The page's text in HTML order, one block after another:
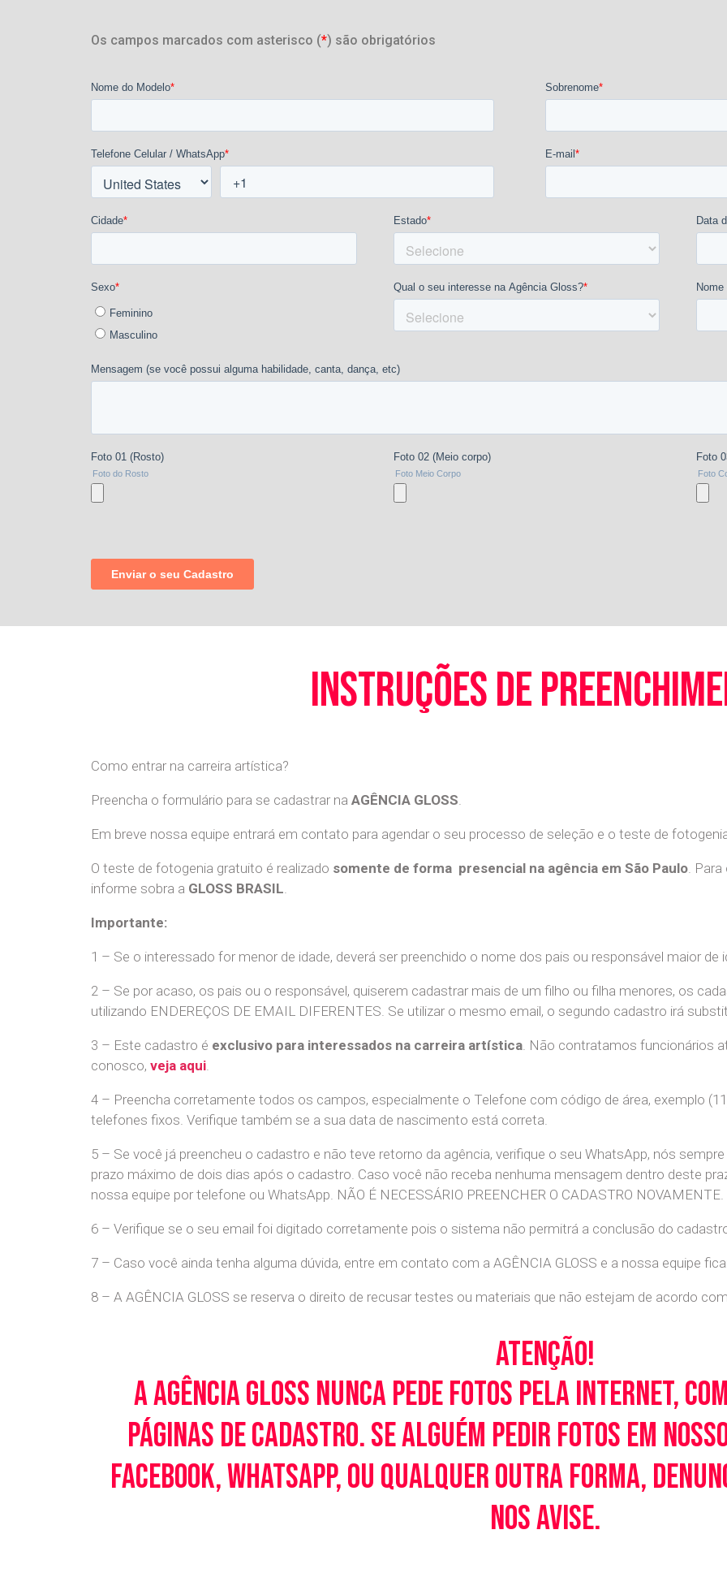
Os campos marcados com asterisco (*) são obrigatórios
instruções de
Como entrar na carreira artística?
Preencha o formulário para se cadastrar na AGÊNCIA GLOSS
Em breve nossa equipe entrará em contato para agendar o seu processo de seleção e o teste de
O teste de fotogenia gratuito é realizado somente de forma presencial na agência em São Paulo .
informe sobra a GLOSS BRASIL
Importante:
1 – Se o interessado for menor de idade, deverá ser preenchido o nome dos pais ou responsável maior de
2 – Se por acaso, os pais ou o responsável, quiserem cadastrar mais de um filho ou filha menores, os
utilizando ENDEREÇOS DE EMAIL DIFERENTES. Se utilizar o mesmo email, o segundo cadastro irá
3 – Este cadastro é exclusivo para interessados na carreira artística . Não contratamos funcionários
conosco, veja aqui
4 – Preencha corretamente todos os campos, especialmente o Telefone com código de área, exemplo
telefones fixos. Verifique também se a sua data de nascimento está correta.
5 – Se você já preencheu o cadastro e não teve retorno da agência, verifique o seu WhatsApp, nós
prazo máximo de dois dias após o cadastro. Caso você não receba nenhuma mensagem dentro deste
nossa equipe por telefone ou WhatsApp. NÃO É NECESSÁRIO PREENCHER O CADASTRO NOVAMENTE.
6 – Verifique se o seu email foi digitado corretamente pois o sistema não permitrá a conclusão do
7 – Caso você ainda tenha alguma dúvida, entre em contato com a AGÊNCIA GLOSS e a nossa equipe
8 – A AGÊNCIA GLOSS se reserva o direito de recusar testes ou materiais que não estejam de acordo
Atenção!
A Agência Gloss nunca pede fotos pela Internet,
páginas de cadastro. Se alguém pedir fotos em
Facebook, WhatsApp, ou qualquer outra forma,
nos avise.